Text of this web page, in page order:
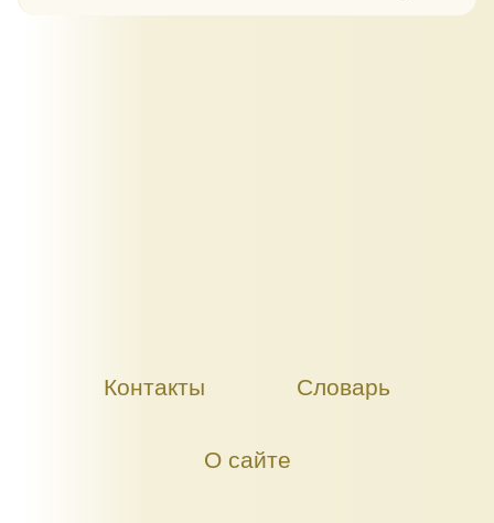
Контакты Словарь
О сайте